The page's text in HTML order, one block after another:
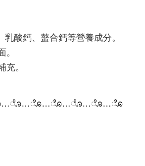
酸鈣、螯合鈣等營養成分。
。
…ೊ…ೊ…ೊ…ೊ…ೊ…ೊ